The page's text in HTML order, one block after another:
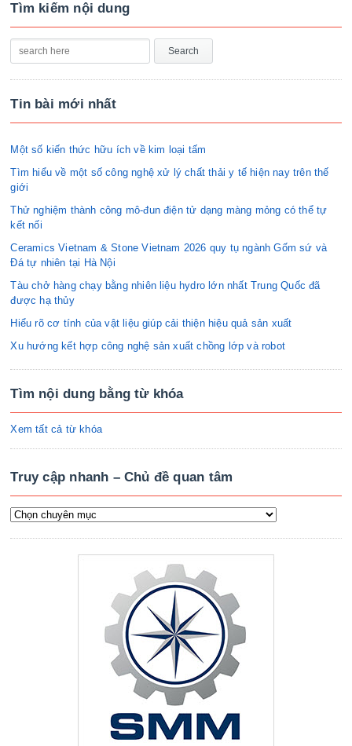
Tìm kiếm nội dung
Tin bài mới nhất
Một số kiến thức hữu ích về kim loại tấm
Tìm hiểu về một số công nghệ xử lý chất thải y tế hiện nay trên thế
giới
Thử nghiệm thành công mô-đun điện tử dạng màng mỏng có thể tự
kết nối
Ceramics Vietnam & Stone Vietnam 2026 quy tụ ngành Gốm sứ và
Đá tự nhiên tại Hà Nội
Tàu chở hàng chạy bằng nhiên liệu hydro lớn nhất Trung Quốc đã
được hạ thủy
Hiểu rõ cơ tính của vật liệu giúp cải thiện hiệu quả sản xuất
Xu hướng kết hợp công nghệ sản xuất chồng lớp và robot
Tìm nội dung bằng từ khóa
Xem tất cả từ khóa
Truy cập nhanh – Chủ đề quan tâm